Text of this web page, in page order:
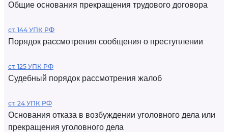
Общие основания прекращения трудового договора
ст. 144 УПК РФ
Порядок рассмотрения сообщения о преступлении
ст. 125 УПК РФ
Судебный порядок рассмотрения жалоб
ст. 24 УПК РФ
Основания отказа в возбуждении уголовного дела или
прекращения уголовного дела